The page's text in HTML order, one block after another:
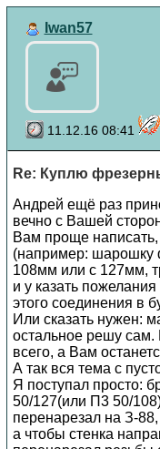
Iwan57
11.12.16 08:41
Re: Куплю
Андрей ещё раз
вечно с Вашей
Вам проще
(например: шарошку
108мм или с 127мм,
и у казать
этого соединения в
Или сказать нужен:
остальное решу сам.
всего, а Вам
А так вся тема с
Я поступал просто:
50/127(или П3 50/
перенарезал на З-88,
а чтобы стенка